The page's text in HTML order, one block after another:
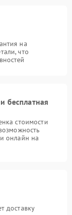
на
что
бесплатная
стоимости
онлайн на
доставку